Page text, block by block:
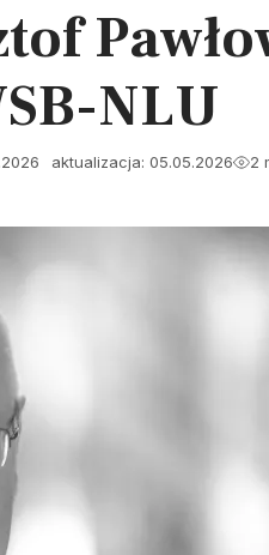
NLU
aktualizacja: 05.05.2026 2